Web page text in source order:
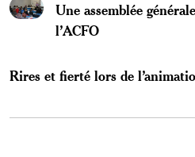
Une assemblée
l’ACFO
Rires et fierté lors de